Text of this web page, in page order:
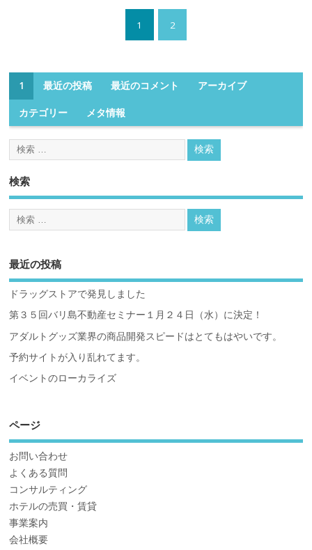
1 2
1 最近の投稿 最近のコメント アーカイブ
カテゴリー メタ情報
検索
最近の投稿
ドラッグストアで発見しました
第３５回バリ島不動産セミナー１月２４日（水）に決定！
アダルトグッズ業界の商品開発スピードはとてもはやいです。
予約サイトが入り乱れてます。
イベントのローカライズ
ページ
お問い合わせ
よくある質問
コンサルティング
ホテルの売買・賃貸
事業案内
会社概要